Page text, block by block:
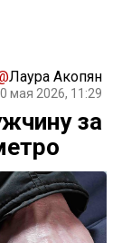
Лаура Акопян
мая 2026, 11:29
за